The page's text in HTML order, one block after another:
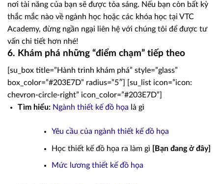
nơi tài năng của bạn sẽ được tỏa sáng. Nếu bạn còn bất kỳ
thắc mắc nào về ngành học hoặc các khóa học tại VTC
Academy, đừng ngần ngại liên hệ với chúng tôi để được tư
vấn chi tiết hơn nhé!
6. Khám phá những “điểm chạm” tiếp theo
[su_box title=”Hành trình khám phá” style=”glass”
box_color=”#203E7D” radius=”5″] [su_list icon=”icon:
chevron-circle-right” icon_color=”#203E7D”]
Tìm hiểu: Ngành thiết kế đồ họa là gì
Yêu cầu của ngành thiết kế đồ họa
Học thiết kế đồ họa ra làm gì [Bạn đang ở đây]
Mức lương thiết kế đồ họa